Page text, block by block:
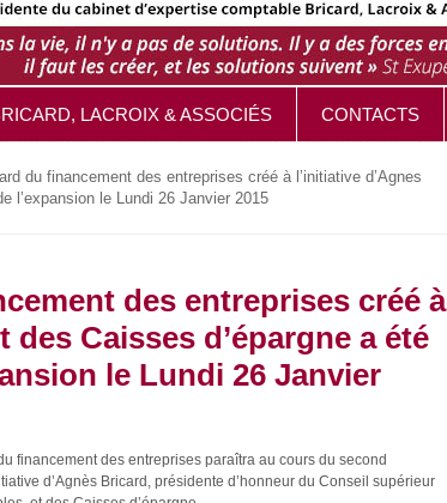
LACROIX & ASSOCIÉS CONTACTS
du financement des entreprises créé à l’initiative d’Agnes
l’expansion le Lundi 26 Janvier 2015
des entreprises créé à
Caisses d’épargne a été
le Lundi 26 Janvier
financement des entreprises paraîtra au cours du second
d’Agnès Bricard, présidente d’honneur du Conseil supérieur